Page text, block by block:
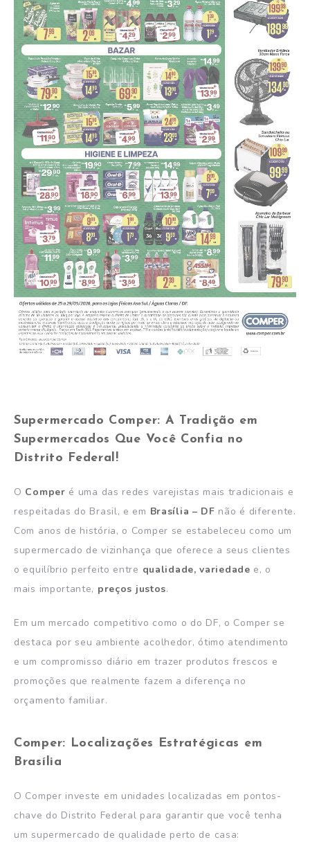
Supermercado Comper: A Tradição em
Supermercados Que Você Confia no
Distrito Federal!
O Comper é uma das redes varejistas mais tradicionais e
respeitadas do Brasil, e em Brasília – DF não é diferente.
Com anos de história, o Comper se estabeleceu como um
supermercado de vizinhança que oferece a seus clientes
o equilíbrio perfeito entre qualidade, variedade e, o
mais importante, preços justos.
Em um mercado competitivo como o do DF, o Comper se
destaca por seu ambiente acolhedor, ótimo atendimento
e um compromisso diário em trazer produtos frescos e
promoções que realmente fazem a diferença no
orçamento familiar.
Comper: Localizações Estratégicas em
Brasília
O Comper investe em unidades localizadas em pontos-
chave do Distrito Federal para garantir que você tenha
um supermercado de qualidade perto de casa: